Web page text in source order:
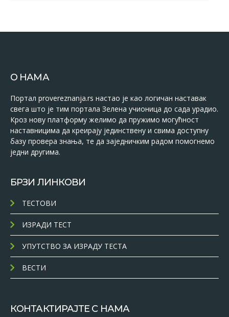
О НАМА
Портал provereznanja.rs настао је као логичан наставак
свега што је тим портала Зелена учионица до сада урадио.
Кроз нову платформу желимо да пружимо могућност
наставницима да креирају јединствену и свима доступну
базу провера знања, те да заједничким радом помогнемо
једни другима.
БРЗИ ЛИНКОВИ
ТЕСТОВИ
ИЗРАДИ ТЕСТ
УПУТСТВО ЗА ИЗРАДУ ТЕСТА
ВЕСТИ
КОНТАКТИРАЈТЕ С НАМА